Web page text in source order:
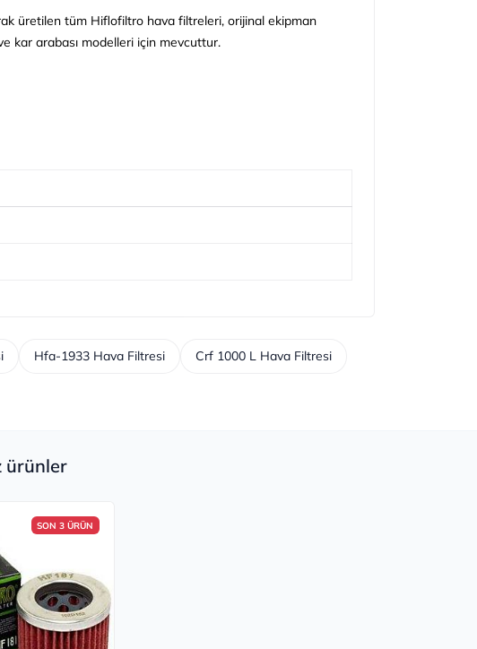
üretilen tüm Hiflofiltro hava filtreleri, orijinal ekipman
kar arabası modelleri için mevcuttur.
Hfa-1933 Hava Filtresi Crf 1000 L Hava Filtresi
ürünler
SON 3 ÜRÜN